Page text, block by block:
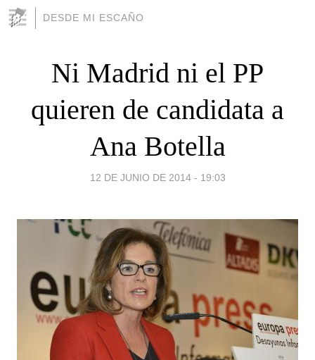
DESDE MI ESCAÑO
Ni Madrid ni el PP
quieren de candidata a
Ana Botella
12 DE JUNIO DE 2014 - 19:03